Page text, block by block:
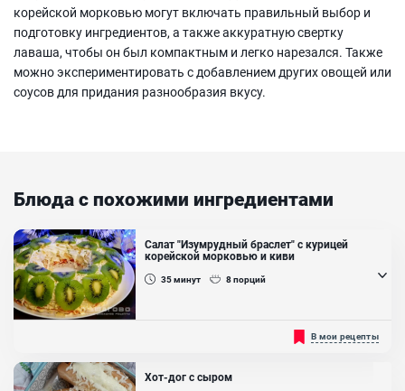
корейской морковью могут включать правильный выбор и
подготовку ингредиентов, а также аккуратную свертку
лаваша, чтобы он был компактным и легко нарезался. Также
можно экспериментировать с добавлением других овощей или
соусов для придания разнообразия вкусу.
Блюда с похожими ингредиентами
Салат "Изумрудный браслет" с курицей
корейской морковью и киви
35минут 8порций
Вкуснейший экзотичный слоеный салат с курицей и фруктами под
названием "Изумрудный браслет"! Долго с ним возится не
придется. Все ингредиенты доступны, их нужно лишь соединить....
В мои рецепты
Хот-дог с сыром